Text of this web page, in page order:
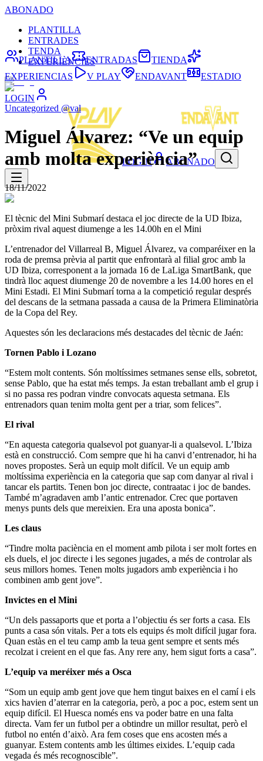
ABONADO
PLANTILLA
ENTRADES
TENDA
EXPERIÈNCIES
LOGIN
LOGIN ABONADO
PLANTILLA ENTRADAS
TIENDA
EXPERIENCIAS
V PLAY ENDAVANT ESTADIO
Uncategorized @val
Miguel Álvarez: “Ve un equip
amb molta experiència”
18/11/2022
El tècnic del Mini Submarí destaca el joc directe de la UD Ibiza,
pròxim rival aquest diumenge a les 14.00h en el Mini
L’entrenador del Villarreal B, Miguel Álvarez, va comparéixer en la
roda de premsa prèvia al partit que enfrontarà al filial groc amb la
UD Ibiza, corresponent a la jornada 16 de LaLiga SmartBank, que
tindrà lloc aquest diumenge 20 de novembre a les 14.00 hores en el
Mini Estadi. El Mini Submarí torna a la competició regular després
del descans de la setmana passada a causa de la Primera Eliminatòria
de la Copa del Rey.
Aquestes són les declaracions més destacades del tècnic de Jaén:
Tornen Pablo i Lozano
“Estem molt contents. Són moltíssimes setmanes sense ells, sobretot,
sense Pablo, que ha estat més temps. Ja estan treballant amb el grup i
si no passa res podran vindre convocats aquesta setmana. Els
entrenadors quan tenim molta gent per a triar, som felices”.
El rival
“En aquesta categoria qualsevol pot guanyar-li a qualsevol. L’Ibiza
està en construcció. Com sempre que hi ha canvi d’entrenador, hi ha
noves propostes. Serà un equip molt difícil. Ve un equip amb
moltíssima experiència en la categoria que sap com danyar al rival i
tancar els partits. Tenen bon joc directe, contraatac i joc de bandes.
També m’agradaven amb l’antic entrenador. Crec que portaven
menys punts dels que mereixien. Era una aposta bonica”.
Les claus
“Tindre molta paciència en el moment amb pilota i ser molt fortes en
els duels, el joc directe i les segones jugades, a més de controlar als
seus millors homes. Tenen molts jugadors amb experiència i ho
combinen amb gent jove”.
Invictes en el Mini
“Un dels passaports que et porta a l’objectiu és ser forts a casa. Els
punts a casa són vitals. Per a tots els equips és molt difícil jugar fora.
Quan estàs en el teu camp amb la teua gent sempre et sents més
recolzat i creient en el que fas. Any rere any, hem sigut forts a casa”.
L’equip va meréixer més a Osca
“Som un equip amb gent jove que hem tingut baixes en el camí i els
xics havien d’aterrar en la categoria, però, a poc a poc, estem sent un
equip difícil. El Huesca només ens va poder batre en una falta
directa. Vam fer un futbol per a obtindre un millor resultat, però el
futbol no entén d’això. Ara fem coses que ens acosten més a
guanyar. Estem contents amb les últimes eixides. L’equip cada
vegada és més recognoscible”.